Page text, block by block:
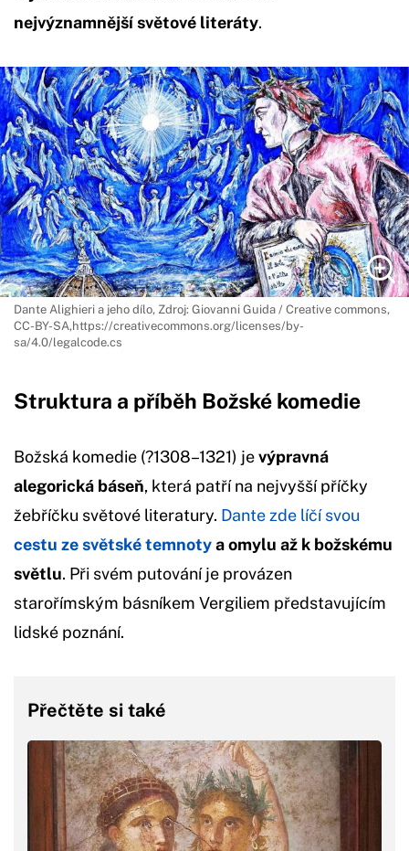
nejvýznamnější světové literáty.
Dante Alighieri a jeho dílo, Zdroj: Giovanni Guida / Creative commons,
CC-BY-SA,https://creativecommons.org/licenses/by-
sa/4.0/legalcode.cs
Struktura a příběh Božské komedie
Božská komedie (?1308–1321) jevýpravná
alegorická báseň, která patří na nejvyšší příčky
žebříčku světové literatury. Dante zde líčí svou
cestu ze světské temnotya omylu až k božskému
světlu. Při svém putování je provázen
starořímským básníkem Vergiliem představujícím
lidské poznání.
Přečtěte si také